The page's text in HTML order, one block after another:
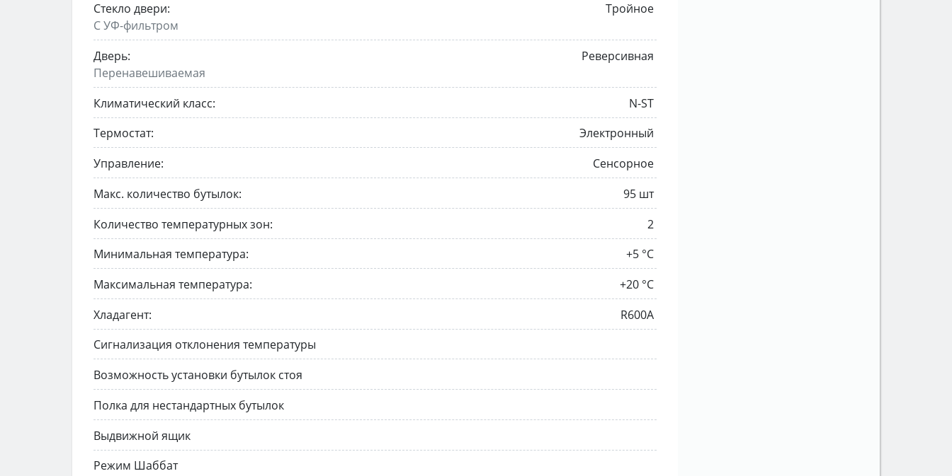
Стекло двери:
Тройное
С УФ-фильтром
Дверь:
Реверсивная
Перенавешиваемая
Климатический класс:
N-ST
Термостат:
Электронный
Управление:
Сенсорное
Макс. количество бутылок:
95 шт
Количество температурных зон:
2
Минимальная температура:
+5 °C
Максимальная температура:
+20 °C
Хладагент:
R600A
Сигнализация отклонения температуры
Возможность установки бутылок стоя
Полка для нестандартных бутылок
Выдвижной ящик
Режим Шаббат